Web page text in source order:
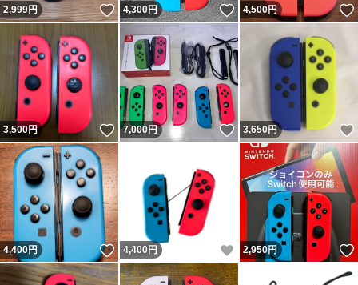
2,999円 いいね！
4,300円 いいね！
4,500円
3,500円 いいね！
7,000円 いいね！
3,650円
4,400円 いいね！
4,400 円 いいね！
2,950円